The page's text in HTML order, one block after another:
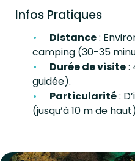
Infos Pratiques
Distance:
camping (30-35
Durée de visite:
guidée).
Particularité:
(jusqu’à 10 m de